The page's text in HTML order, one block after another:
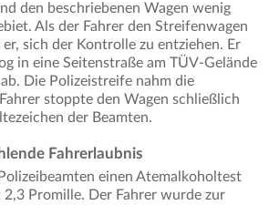
den beschriebenen Wagen wenig
Als der Fahrer den Streifenwagen
sich der Kontrolle zu entziehen. Er
in eine Seitenstraße am TÜV-Gelände
Die Polizeistreife nahm die
stoppte den Wagen schließlich
der Beamten.
Fahrerlaubnis
einen Atemalkoholtest
2,3 Promille. Der Fahrer wurde zur